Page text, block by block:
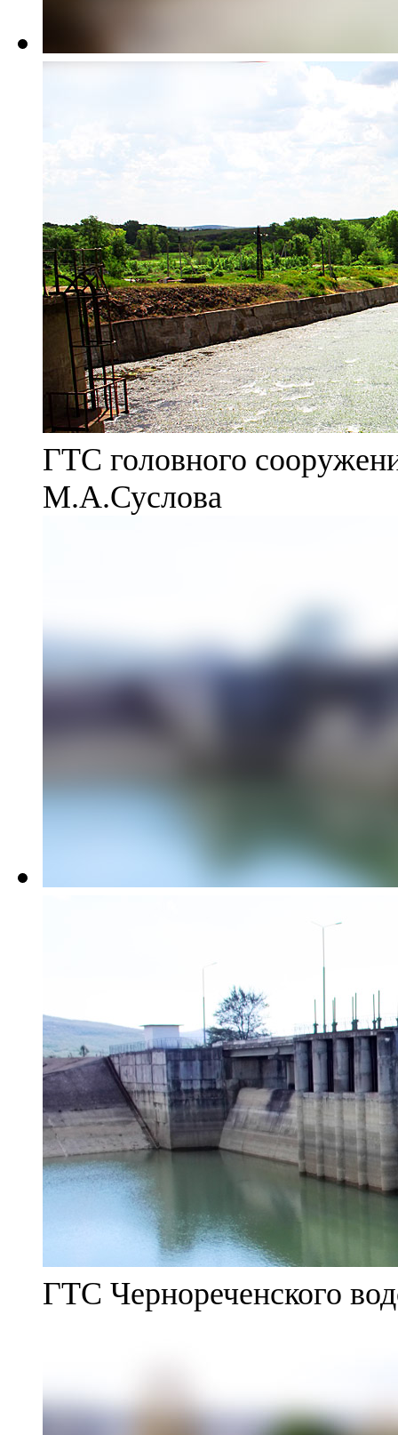
ГТС головного
М.А.Суслова
ГТС Чернореченского